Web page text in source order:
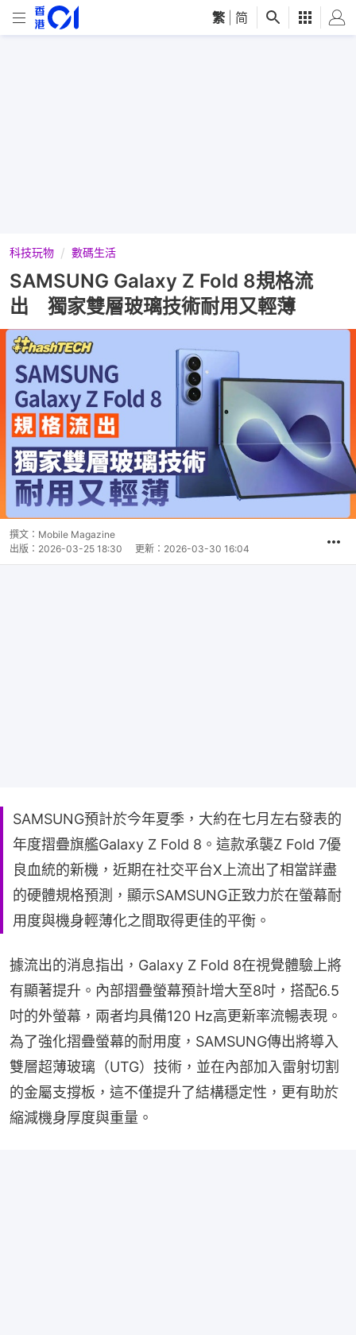
繁 简
科技玩物 數碼生活
SAMSUNG Galaxy Z Fold 8規格流
出 獨家雙層玻璃技術耐用又輕薄
撰文： Mobile Magazine
出版： 2026-03-25 18:30 更新： 2026-03-30 16:04
SAMSUNG預計於今年夏季，大約在七月左右發表的
年度摺疊旗艦Galaxy Z Fold 8。這款承襲Z Fold 7優
良血統的新機，近期在社交平台X上流出了相當詳盡
的硬體規格預測，顯示SAMSUNG正致力於在螢幕耐
用度與機身輕薄化之間取得更佳的平衡。
據流出的消息指出，Galaxy Z Fold 8在視覺體驗上將
有顯著提升。內部摺疊螢幕預計增大至8吋，搭配6.5
吋的外螢幕，兩者均具備120 Hz高更新率流暢表現。
為了強化摺疊螢幕的耐用度，SAMSUNG傳出將導入
雙層超薄玻璃（UTG）技術，並在內部加入雷射切割
的金屬支撐板，這不僅提升了結構穩定性，更有助於
縮減機身厚度與重量。